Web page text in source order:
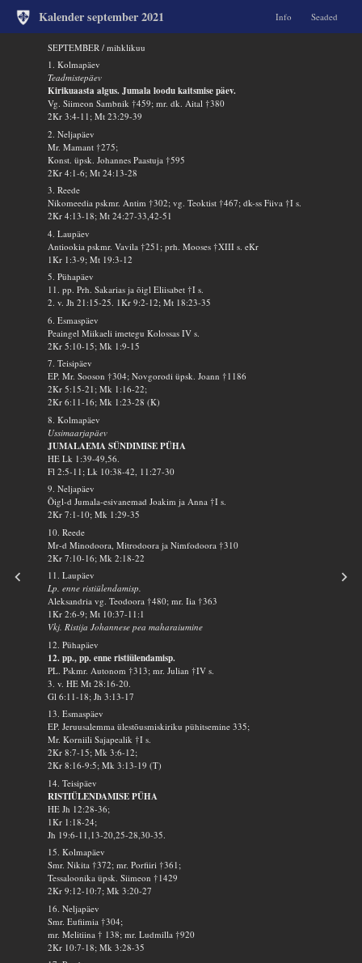
Kalender september 2021 Info Seaded
SEPTEMBER / mihklikuu
1. Kolmapäev
Teadmistepäev
Kirikuaasta algus. Jumala loodu kaitsmise päev.
Vg. Siimeon Sambnik †459; mr. dk. Aital †380
2Kr 3:4-11; Mt 23:29-39
2. Neljapäev
Mr. Mamant †275;
Konst. üpsk. Johannes Paastuja †595
2Kr 4:1-6; Mt 24:13-28
3. Reede
Nikomeedia pskmr. Antim †302; vg. Teoktist †467; dk-ss Fiiva †I s.
2Kr 4:13-18; Mt 24:27-33,42-51
4. Laupäev
Antiookia pskmr. Vavila †251; prh. Mooses †XIII s. eKr
1Kr 1:3-9; Mt 19:3-12
5. Pühapäev
11. pp. Prh. Sakarias ja õigl Eliisabet †I s.
2. v. Jh 21:15-25. 1Kr 9:2-12; Mt 18:23-35
6. Esmaspäev
Peaingel Miikaeli imetegu Kolossas IV s.
2Kr 5:10-15; Mk 1:9-15
7. Teisipäev
EP. Mr. Sooson †304; Novgorodi üpsk. Joann †1186
2Kr 5:15-21; Mk 1:16-22;
2Kr 6:11-16; Mk 1:23-28 (K)
8. Kolmapäev
Ussimaarjapäev
JUMALAEMA SÜNDIMISE PÜHA
HE Lk 1:39-49,56.
Fl 2:5-11; Lk 10:38-42, 11:27-30
9. Neljapäev
Õigl-d Jumala-esivanemad Joakim ja Anna †I s.
2Kr 7:1-10; Mk 1:29-35
10. Reede
Mr-d Minodoora, Mitrodoora ja Nimfodoora †310
2Kr 7:10-16; Mk 2:18-22
11. Laupäev
Lp. enne ristiülendamisp.
Aleksandria vg. Teodoora †480; mr. Iia †363
1Kr 2:6-9; Mt 10:37-11:1
Vkj. Ristija Johannese pea maharaiumine
12. Pühapäev
12. pp., pp. enne ristiülendamisp.
PL. Pskmr. Autonom †313; mr. Julian †IV s.
3. v. HE Mt 28:16-20.
Gl 6:11-18; Jh 3:13-17
13. Esmaspäev
EP. Jeruusalemma ülestõusmiskiriku pühitsemine 335;
Mr. Korniili Sajapealik †I s.
2Kr 8:7-15; Mk 3:6-12;
2Kr 8:16-9:5; Mk 3:13-19 (T)
14. Teisipäev
RISTIÜLENDAMISE PÜHA
HE Jh 12:28-36;
1Kr 1:18-24;
Jh 19:6-11,13-20,25-28,30-35.
15. Kolmapäev
Smr. Nikita †372; mr. Porfiiri †361;
Tessaloonika üpsk. Siimeon †1429
2Kr 9:12-10:7; Mk 3:20-27
16. Neljapäev
Smr. Eufiimia †304;
mr. Melitiina † 138; mr. Ludmilla †920
2Kr 10:7-18; Mk 3:28-35